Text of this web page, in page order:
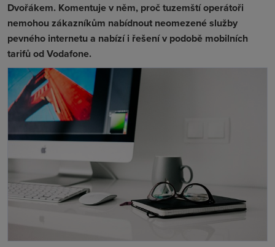
Dvořákem. Komentuje v něm, proč tuzemští operátoři
nemohou zákazníkům nabídnout neomezené služby
pevného internetu a nabízí i řešení v podobě mobilních
tarifů od Vodafone.